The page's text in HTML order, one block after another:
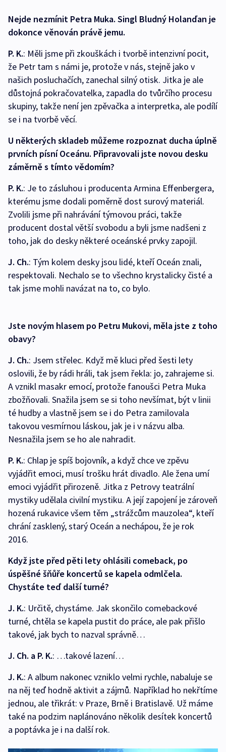
Nejde nezmínit Petra Muka. Singl Bludný Holanďan je
dokonce věnován právě jemu.
P. K.: Měli jsme při zkouškách i tvorbě intenzivní pocit,
že Petr tam s námi je, protože v nás, stejně jako v
našich posluchačích, zanechal silný otisk. Jitka je ale
důstojná pokračovatelka, zapadla do tvůrčího procesu
skupiny, takže není jen zpěvačka a interpretka, ale podílí
se i na tvorbě věcí.
U některých skladeb můžeme rozpoznat ducha úplně
prvních písní Oceánu. Připravovali jste novou desku
záměrně s tímto vědomím?
P. K.: Je to zásluhou i producenta Armina Effenbergera,
kterému jsme dodali poměrně dost surový materiál.
Zvolili jsme při nahrávání týmovou práci, takže
producent dostal větší svobodu a byli jsme nadšeni z
toho, jak do desky některé oceánské prvky zapojil.
J. Ch.: Tým kolem desky jsou lidé, kteří Oceán znali,
respektovali. Nechalo se to všechno krystalicky čisté a
tak jsme mohli navázat na to, co bylo.
Jste novým hlasem po Petru Mukovi, měla jste z toho
obavy?
J. Ch.: Jsem střelec. Když mě kluci před šesti lety
oslovili, že by rádi hráli, tak jsem řekla: jo, zahrajeme si.
A vznikl masakr emocí, protože fanoušci Petra Muka
zbožňovali. Snažila jsem se si toho nevšímat, být v linii
té hudby a vlastně jsem se i do Petra zamilovala
takovou vesmírnou láskou, jak je i v názvu alba.
Nesnažila jsem se ho ale nahradit.
P. K.: Chlap je spíš bojovník, a když chce ve zpěvu
vyjádřit emoci, musí trošku hrát divadlo. Ale žena umí
emoci vyjádřit přirozeně. Jitka z Petrovy teatrální
mystiky udělala civilní mystiku. A její zapojení je zároveň
hozená rukavice všem těm „strážcům mauzolea“, kteří
chrání zasklený, starý Oceán a nechápou, že je rok
2016.
Když jste před pěti lety ohlásili comeback, po
úspěšné šňůře koncertů se kapela odmlčela.
Chystáte teď další turné?
J. K.: Určitě, chystáme. Jak skončilo comebackové
turné, chtěla se kapela pustit do práce, ale pak přišlo
takové, jak bych to nazval správně…
J. Ch. a P. K.: …takové lazení…
J. K.: A album nakonec vzniklo velmi rychle, nabaluje se
na něj teď hodně aktivit a zájmů. Například ho nekřtíme
jednou, ale třikrát: v Praze, Brně i Bratislavě. Už máme
také na podzim naplánováno několik desítek koncertů
a poptávka je i na další rok.